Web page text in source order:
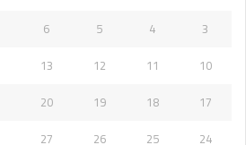
3
4
5
6
10
11
12
13
17
18
19
20
24
25
26
27